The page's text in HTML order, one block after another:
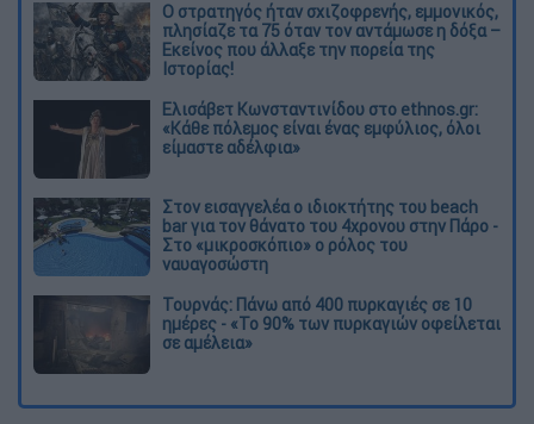
O στρατηγός ήταν σχιζοφρενής, εμμονικός,
πλησίαζε τα 75 όταν τον αντάμωσε η δόξα –
Εκείνος που άλλαξε την πορεία της
Ιστορίας!
Ελισάβετ Κωνσταντινίδου στο ethnos.gr:
«Κάθε πόλεμος είναι ένας εμφύλιος, όλοι
είμαστε αδέλφια»
Στον εισαγγελέα ο ιδιοκτήτης του beach
bar για τον θάνατο του 4χρονου στην Πάρο -
Στο «μικροσκόπιο» ο ρόλος του
ναυαγοσώστη
Τουρνάς: Πάνω από 400 πυρκαγιές σε 10
ημέρες - «Το 90% των πυρκαγιών οφείλεται
σε αμέλεια»